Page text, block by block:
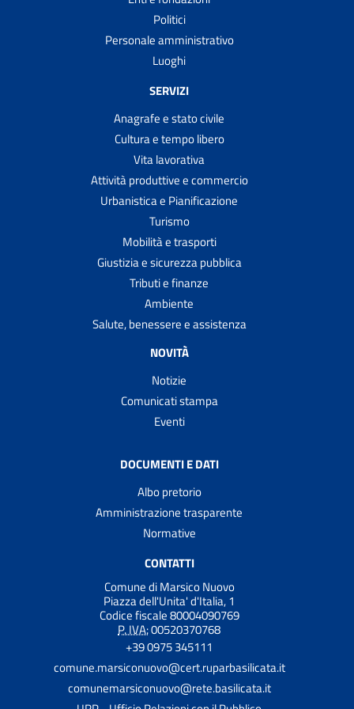
Trasportare cadaveri, ceneri o resti mortali all'estero
Trasportare salme, cadaveri, ceneri o resti mortali
all'interno del territorio italiano
Trasporto scolastico scuolabus
Votare al proprio domicilio
Votare presso ospedali, case di riposo e carceri
Politici
Personale amministrativo
Luoghi
SERVIZI
Anagrafe e stato civile
Cultura e tempo libero
Vita lavorativa
Attività produttive e commercio
Urbanistica e Pianificazione
Turismo
Mobilità e trasporti
Giustizia e sicurezza pubblica
Tributi e finanze
Ambiente
Salute, benessere e assistenza
NOVITÀ
Notizie
Comunicati stampa
Eventi
DOCUMENTI E DATI
Albo pretorio
Amministrazione trasparente
Normative
CONTATTI
Comune di Marsico Nuovo
Piazza dell'Unita' d'Italia, 1
Codice fiscale 80004090769
P. IVA:00520370768
+39 0975 345111
comune.marsiconuovo@cert.ruparbasilicata.it
comunemarsiconuovo@rete.basilicata.it